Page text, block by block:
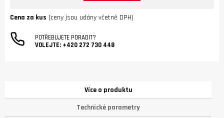
Cena za kus (ceny jsou udány včetně DPH)
POTŘEBUJETE PORADIT?
VOLEJTE: +420 272 730 448
Více o produktu
Technické parametry